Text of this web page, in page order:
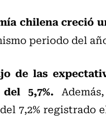
chilena creció
periodo del
de las
5,7%.
7,2% registrado